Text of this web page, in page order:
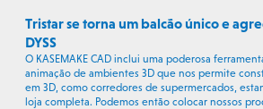
Tristar se torna um balcão único e
DYSS
O KASEMAKE CAD inclui uma poderosa
animação de ambientes 3D que nos permite
em 3D, como corredores de supermercados,
loja completa. Podemos então colocar nossos